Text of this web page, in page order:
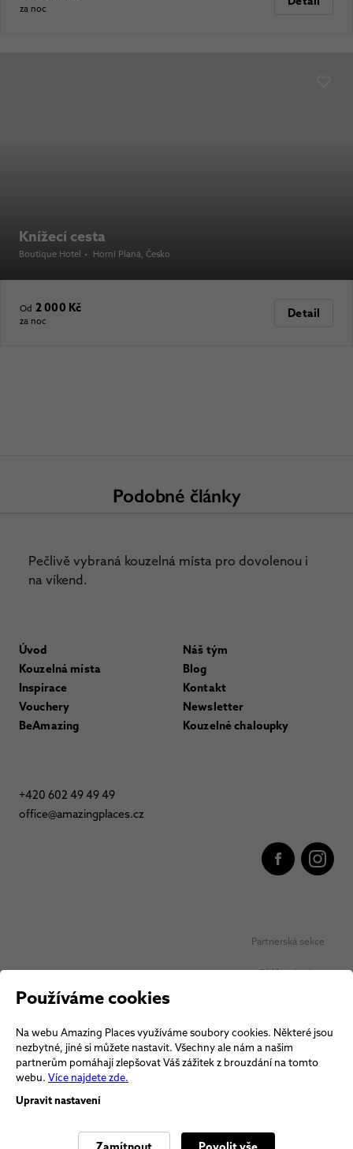
za noc
Knížecí cesta
Boutique Hotel • Horní Planá, Česko
Od 2 000 Kč
za noc
Detail
Podobné články
Pečlivě vybraná kouzelná místa pro dovolenou i
na víkend.
Úvod
Kouzelná místa
Inspirace
Vouchery
BeAmazing
Náš tým
Blog
Kontakt
Newsletter
Kouzelné chaloupky
+420 602 49 49 49
office@amazingplaces.cz
Partnerská sekce
Oblíbená místa
Obchodní podmínky Vouchery
Obchodní podmínky
Používáme cookies
Na webu Amazing Places využíváme soubory cookies. Některé jsou
nezbytné, jiné si můžete nastavit. Všechny ale nám a našim
partnerům pomáhají zlepšovat Váš zážitek z brouzdání na tomto
webu. Více najdete zde.
Upravit nastavení